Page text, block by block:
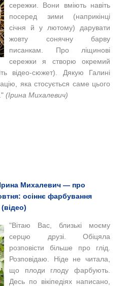
сережки. Вони вміють навіть
посеред зими (наприкінці
січня й у лютому) дарувати
жовту сонячну барву
писанкам. Про ліщинові
сережки я створю окремий
відео-сюжет). Дякую Галині
яка стосується саме цього
(Ірина Михалевич)
Михалевич — про
осіннє фарбування
"Вітаю Вас, близькі моєму
серцю друзі. Обіцяла
розповісти більше про глід.
Розповідаю. Ніде не читала,
що плоди глоду фарбують.
Десь по вікіпедіях написано,